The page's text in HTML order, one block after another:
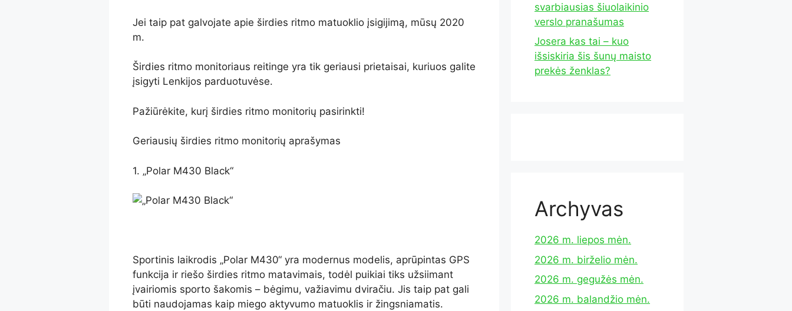
Jei taip pat galvojate apie širdies ritmo matuoklio įsigijimą, mūsų 2020
m.
Širdies ritmo monitoriaus reitinge yra tik geriausi prietaisai, kuriuos galite
įsigyti Lenkijos parduotuvėse.
Pažiūrėkite, kurį širdies ritmo monitorių pasirinkti!
Geriausių širdies ritmo monitorių aprašymas
1. „Polar M430 Black“
Sportinis laikrodis „Polar M430“ yra modernus modelis, aprūpintas GPS
funkcija ir riešo širdies ritmo matavimais, todėl puikiai tiks užsiimant
įvairiomis sporto šakomis – bėgimu, važiavimu dviračiu. Jis taip pat gali
būti naudojamas kaip miego aktyvumo matuoklis ir žingsniamatis.
svarbiausias šiuolaikinio
verslo pranašumas
Josera kas tai – kuo
išsiskiria šis šunų maisto
prekės ženklas?
Archyvas
2026 m. liepos mėn.
2026 m. birželio mėn.
2026 m. gegužės mėn.
2026 m. balandžio mėn.